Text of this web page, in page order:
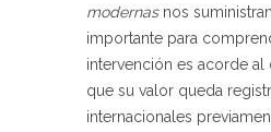
modernasnos
importante para
intervención es acorde
que su valor queda
internacionales